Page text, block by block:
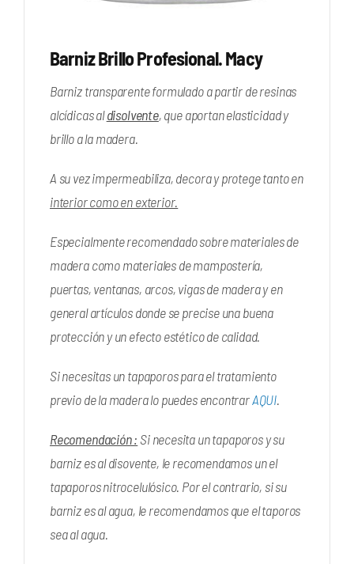
Barniz Brillo Profesional. Macy
Barniz transparente formulado a partir de resinas
alcídicas aldisolvente, que aportan elasticidad y
brillo a la madera.
A su vez impermeabiliza, decora y protege tanto en
interior como en exterior.
Especialmente recomendado sobre materiales de
madera como materiales de mampostería,
puertas, ventanas, arcos, vigas de madera y en
general artículos donde se precise una buena
protección y un efecto estético de calidad.
Si necesitas un tapaporos para el tratamiento
previo de la madera lo puedes encontrarAQUI.
Recomendación : Si necesita un tapaporos y su
barniz es al disovente, le recomendamos un el
tapaporos nitrocelulósico. Por el contrario, si su
barniz es al agua, le recomendamos que el taporos
sea al agua.